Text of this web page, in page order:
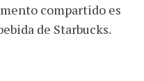
compartido es
de Starbucks.